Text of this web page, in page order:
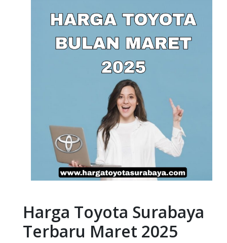
Harga Toyota Surabaya
Terbaru Maret 2025